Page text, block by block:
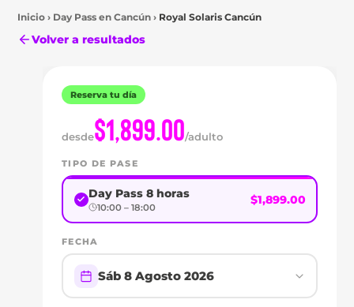
Inicio › Day Pass en Cancún › Royal Solaris Cancún
Volver a resultados
Cancún
DAY
PASS
Reserva tu día
desde$1,899.00/adulto
TIPO DE PASE
Day Pass 8 horas
10:00 – 18:00
$1,899.00
FECHA
Sáb 8 Agosto 2026